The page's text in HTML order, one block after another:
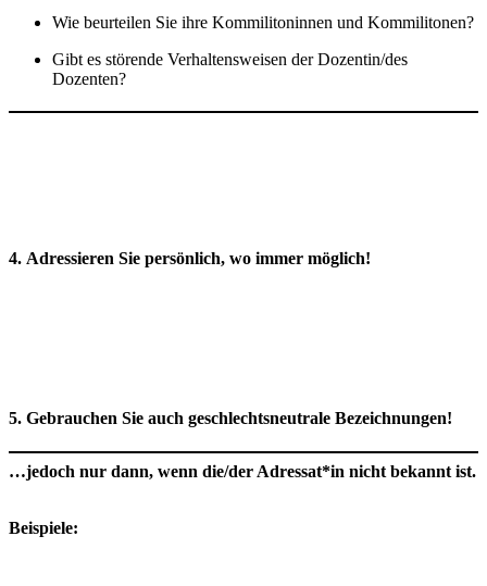
Wie beurteilen Sie ihre Kommilitoninnen und Kommilitonen?
Gibt es störende Verhaltensweisen der Dozentin/des
Dozenten?
​4. Adressieren Sie persönlich, wo immer möglich!
5. Gebrauchen Sie auch geschlechtsneutrale Bezeichnungen!
…jedoch nur dann, wenn die/der Adressat*in nicht bekannt ist.
Beispiele: